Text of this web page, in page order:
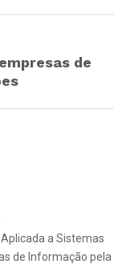
de
a Sistemas
de Informação pela